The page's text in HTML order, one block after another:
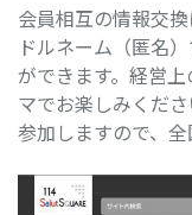
会員相互の情報交
ドルネーム（匿名
ができます。経営
マでお楽しみくだ
参加しますので、全